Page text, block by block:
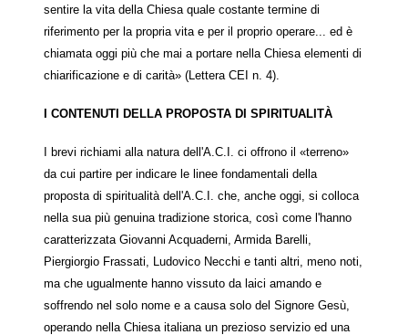
sentire la vita della Chiesa quale costante termine di
riferimento per la propria vita e per il proprio operare... ed è
chiamata oggi più che mai a portare nella Chiesa elementi di
chiarificazione e di carità» (Lettera CEI n. 4).
I CONTENUTI DELLA PROPOSTA DI SPIRITUALITÀ
I brevi richiami alla natura dell'A.C.I. ci offrono il «terreno»
da cui partire per indicare le linee fondamentali della
proposta di spiritualità dell'A.C.I. che, anche oggi, si colloca
nella sua più genuina tradizione storica, così come l'hanno
caratterizzata Giovanni Acquaderni, Armida Barelli,
Piergiorgio Frassati, Ludovico Necchi e tanti altri, meno noti,
ma che ugualmente hanno vissuto da laici amando e
soffrendo nel solo nome e a causa solo del Signore Gesù,
operando nella Chiesa italiana un prezioso servizio ed una